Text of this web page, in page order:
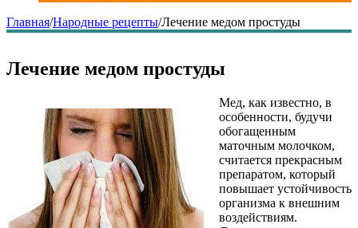
Главная/Народные рецепты/Лечение медом простуды
Лечение медом простуды
Мед, как известно, в
особенности, будучи
обогащенным
маточным молочком,
считается прекрасным
препаратом, который
повышает устойчивость
организма к внешним
воздействиям.